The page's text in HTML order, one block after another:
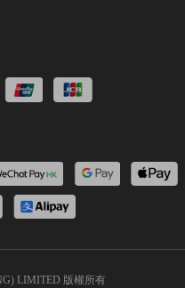
LIMITED 版權所有